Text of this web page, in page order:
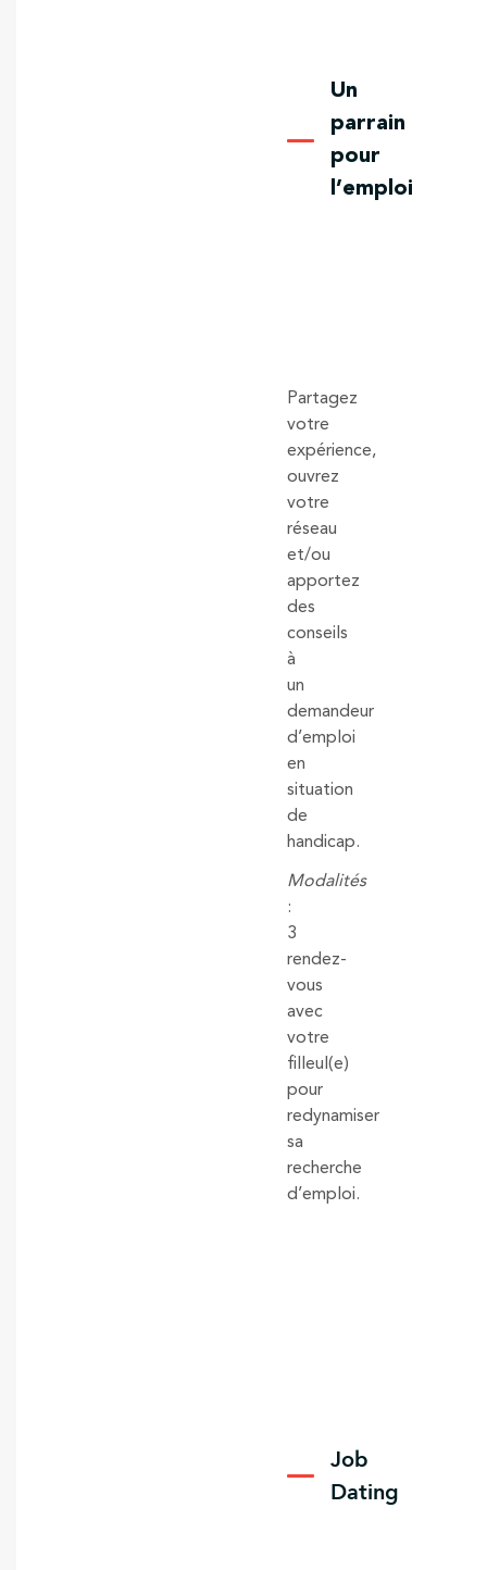
Un
parrain
pour
l’emploi
Partagez
votre
expérience,
ouvrez
votre
réseau
et/ou
apportez
des
conseils
à
un
demandeur
d’emploi
en
situation
de
handicap.
Modalités
:
3
rendez-
vous
avec
votre
filleul(e)
pour
redynamiser
sa
recherche
d’emploi.
Job
Dating